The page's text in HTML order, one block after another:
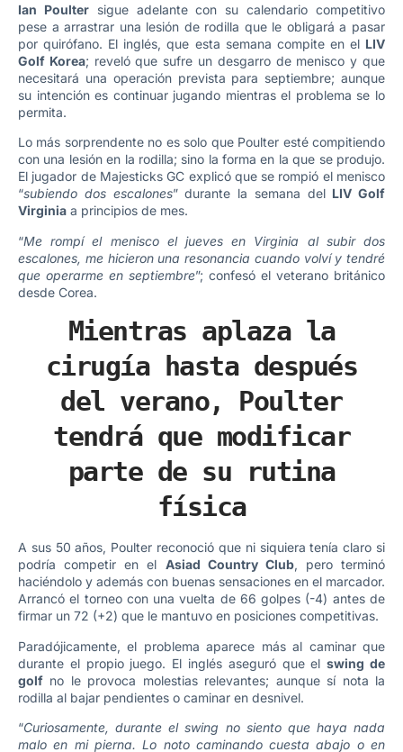
Ian Poultersigue adelante con su calendario competitivo
pese a arrastrar una lesión de rodilla que le obligará a pasar
por quirófano. El inglés, que esta semana compite en el LIV
Golf Korea; reveló que sufre un desgarro de menisco y que
necesitará una operación prevista para septiembre; aunque
su intención es continuar jugando mientras el problema se lo
permita.
Lo más sorprendente no es solo que Poulter esté compitiendo
con una lesión en la rodilla; sino la forma en la que se produjo.
El jugador de Majesticks GC explicó que se rompió el menisco
“subiendo dos escalones” durante la semana del LIV Golf
Virginia a principios de mes.
“Me rompí el menisco el jueves en Virginia al subir dos
escalones, me hicieron una resonancia cuando volví y tendré
que operarme en septiembre”; confesó el veterano británico
desde Corea.
Mientras aplaza la
cirugía hasta después
del verano, Poulter
tendrá que modificar
parte de su rutina
física
A sus 50 años, Poulter reconoció que ni siquiera tenía claro si
podría competir en el Asiad Country Club, pero terminó
haciéndolo y además con buenas sensaciones en el marcador.
Arrancó el torneo con una vuelta de 66 golpes (-4) antes de
firmar un 72 (+2) que le mantuvo en posiciones competitivas.
Paradójicamente, el problema aparece más al caminar que
durante el propio juego. El inglés aseguró que elswing de
golf no le provoca molestias relevantes; aunque sí nota la
rodilla al bajar pendientes o caminar en desnivel.
“Curiosamente, durante el swing no siento que haya nada
malo en mi pierna. Lo noto caminando cuesta abajo o en